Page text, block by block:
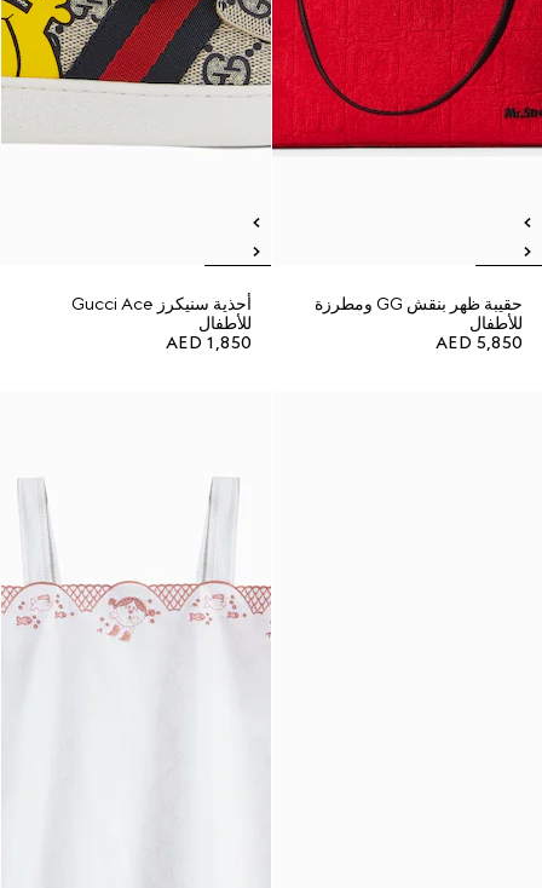
حقيبة ظهر بنقش GG ومطرزة
للأطفال
AED 5,850
أحذية سنيكرز Gucci Ace
للأطفال
AED 1,850